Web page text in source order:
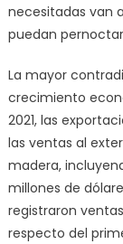
necesitadas van
puedan
La mayor
crecimiento
2021, las
las ventas al
madera,
millones de
registraron
respecto del